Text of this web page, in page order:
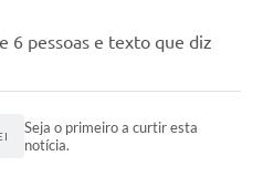
Seja o primeiro a curtir esta
notícia.